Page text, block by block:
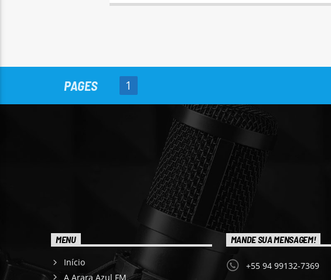
PAGES 1
MENU
Início
A Arara Azul FM
MANDE SUA MENSAGEM!
+55 94 99132-7369